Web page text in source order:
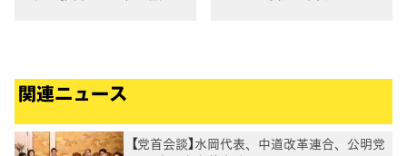
関連ニュース
【党首会談】水岡代表、中道改革連合、公明党